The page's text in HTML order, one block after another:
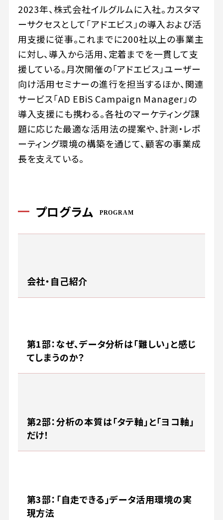
2023年、株式会社イルグルムに入社。カスタマ
ーサクセスとして「アドエビス」の導入および活
用支援に従事。これまでに200社以上の事業主
に対し、導入から活用、定着までを一貫して支
援している。月次開催の「アドエビス」ユーザー
向け活用セミナーの進行を担当するほか、関連
サービス「AD EBiS Campaign Manager」の
導入支援にも携わる。各社のマーケティング課
題に応じた最適な活用法の提案や、計測・レポ
ーティング環境の構築を通じて、顧客の事業成
長を支えている。
プログラム PROGRAM
会社・自己紹介
第1部：なぜ、データ分析は「難しい」と感じ
てしまうのか？
第2部：分析の本質は「タテ軸」と「ヨコ軸」
だけ！
第3部：「自走できる」データ活用環境の実
現方法